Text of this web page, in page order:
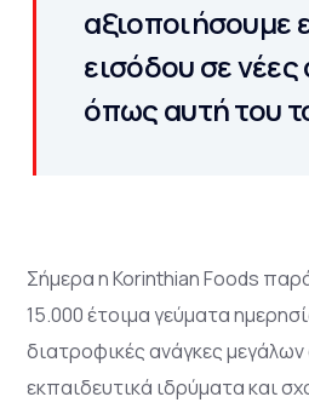
αξιοποιήσουμε
εισόδου σε
όπως αυτή του
Σήμερα η Korinthian Foods
15.000 έτοιμα γεύματα
διατροφικές ανάγκες
εκπαιδευτικά ιδρύματα και